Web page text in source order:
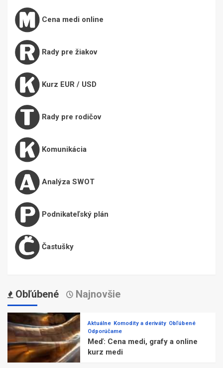
Cena medi online
Rady pre žiakov
Kurz EUR / USD
Rady pre rodičov
Komunikácia
Analýza SWOT
Podnikateľský plán
Častušky
Obľúbené Najnovšie
Aktuálne Komodity a deriváty Obľúbené
Odporúčame
Meď: Cena medi, grafy a online
kurz medi